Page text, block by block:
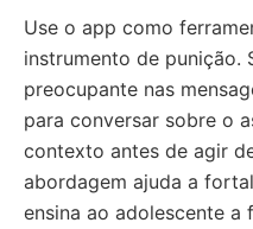
Use o app como
instrumento de punição.
preocupante nas
para conversar sobre o
contexto antes de agir
abordagem ajuda a
ensina ao adolescente a